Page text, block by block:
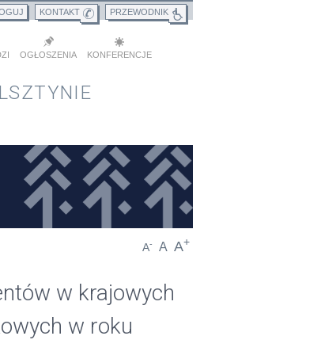
PRZEWODNIK
KONTAKT
KONFERENCJE
OGŁOSZENIA
A- A A+
w krajowych
w roku